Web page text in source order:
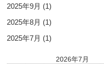
2025年9月 (1)
2025年8月 (1)
2025年7月 (1)
2026年7月